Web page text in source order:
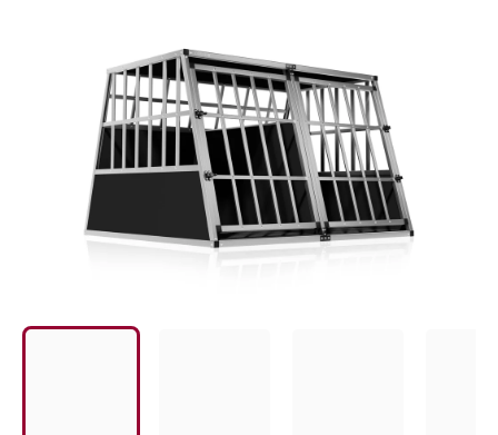
HVIEZDIČIEK.